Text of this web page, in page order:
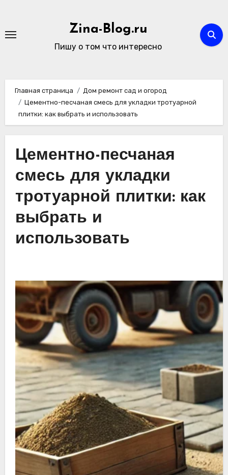
содержимому
Zina-Blog.ru
Пишу о том что интересно
Главная страница
Дом ремонт сад и огород
Цементно-песчаная смесь для укладки тротуарной
плитки: как выбрать и использовать
Цементно-песчаная
смесь для укладки
тротуарной плитки: как
выбрать и
использовать